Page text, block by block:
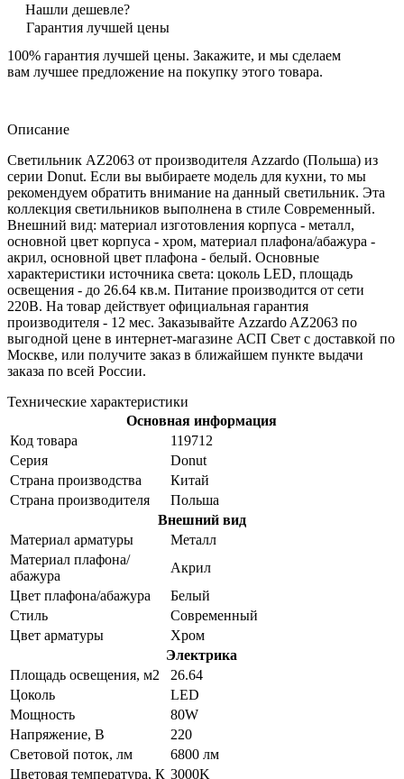
Нашли дешевле?
Гарантия лучшей цены
100% гарантия лучшей цены. Закажите, и мы сделаем
вам лучшее предложение на покупку этого товара.
Описание
Светильник AZ2063 от производителя Azzardo (Польша) из
серии Donut. Если вы выбираете модель для кухни, то мы
рекомендуем обратить внимание на данный светильник. Эта
коллекция светильников выполнена в стиле Современный.
Внешний вид: материал изготовления корпуса - металл,
основной цвет корпуса - хром, материал плафона/абажура -
акрил, основной цвет плафона - белый. Основные
характеристики источника света: цоколь LED, площадь
освещения - до 26.64 кв.м. Питание производится от сети
220В. На товар действует официальная гарантия
производителя - 12 мес. Заказывайте Azzardo AZ2063 по
выгодной цене в интернет-магазине АСП Свет с доставкой по
Москве, или получите заказ в ближайшем пункте выдачи
заказа по всей России.
Технические характеристики
Основная информация
Код товара
119712
Серия
Donut
Страна производства
Китай
Страна производителя
Польша
Внешний вид
Материал арматуры
Металл
Материал плафона/
абажура
Акрил
Цвет плафона/абажура
Белый
Стиль
Современный
Цвет арматуры
Хром
Электрика
Площадь освещения, м2
26.64
Цоколь
LED
Мощность
80W
Напряжение, В
220
Световой поток, лм
6800 лм
Цветовая температура, К 3000K